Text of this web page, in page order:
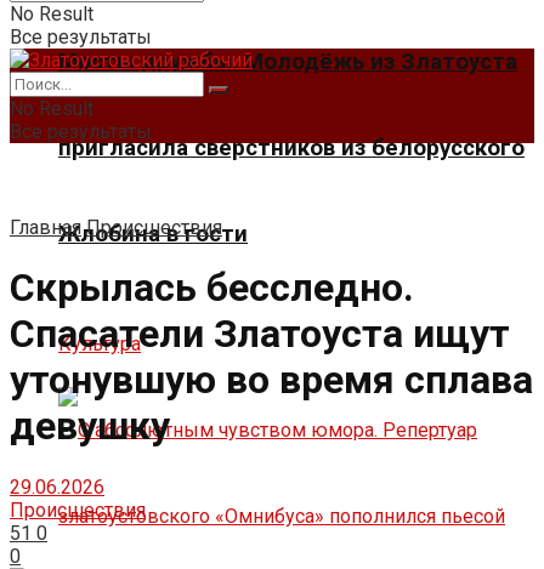
Мосты дружбы. Молодёжь из Златоуста
пригласила сверстников из белорусского
Жлобина в гости
Культура
No Result
Все результаты
No Result
Все результаты
Главная Происшествия
Скрылась бесследно.
Спасатели Златоуста ищут
утонувшую во время сплава
девушку
29.06.2026
Происшествия
51 0
0